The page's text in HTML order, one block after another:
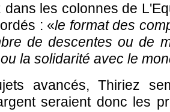
dans les colonnes de
: «le format des
de descentes ou de
la solidarité avec le
avancés, Thiriez
seraient donc les